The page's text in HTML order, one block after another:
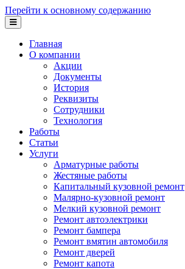
Перейти к основному содержанию
Главная
О компании
Акции
Документы
История
Реквизиты
Сотрудники
Технология
Работы
Статьи
Услуги
Арматурные работы
Жестяные работы
Капитальный кузовной ремонт
Малярно-кузовной ремонт
Мелкий кузовной ремонт
Ремонт автоэлектрики
Ремонт бампера
Ремонт вмятин автомобиля
Ремонт дверей
Ремонт капота